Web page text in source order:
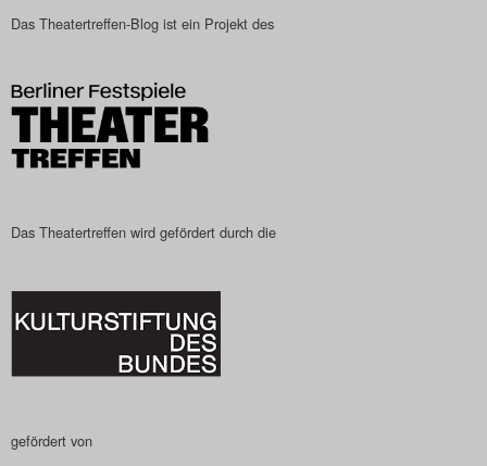
2022
Das Theatertreffen-Blog
2023
Das Theatertreffen-Blog
2025
Das Theatertreffen-Blog
Das Theatertreffen-Blog ist ein Projekt des
Das Theatertreffen wird gefördert durch die
gefördert von